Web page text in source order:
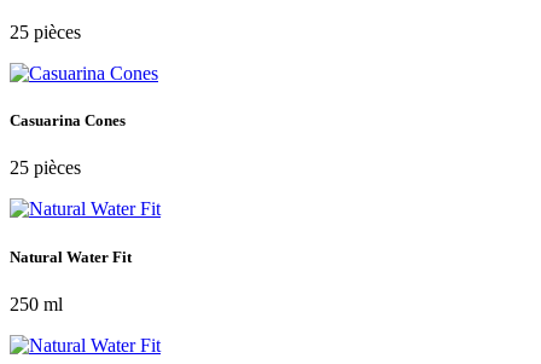
25 pièces
Casuarina Cones
25 pièces
Natural Water Fit
250 ml